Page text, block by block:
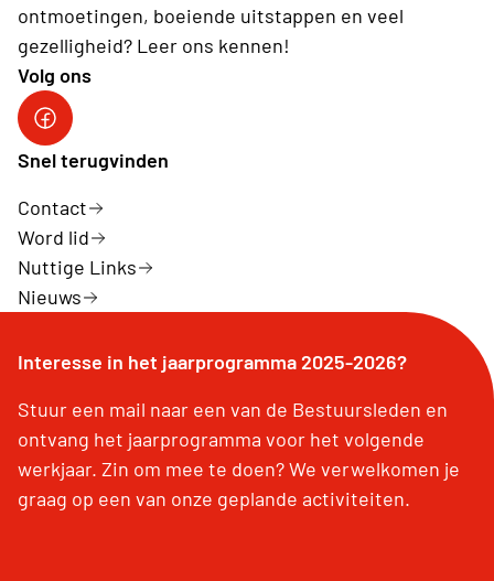
ontmoetingen, boeiende uitstappen en veel
gezelligheid? Leer ons kennen!
Volg ons
Neos DiNA
Snel terugvinden
Contact
Word lid
Nuttige Links
Nieuws
Interesse in het jaarprogramma 2025-2026?
Stuur een mail naar een van de Bestuursleden en
ontvang het jaarprogramma voor het volgende
werkjaar. Zin om mee te doen? We verwelkomen je
graag op een van onze geplande activiteiten.